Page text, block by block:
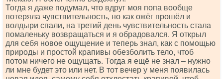
Тогда я даже подумал, что вдруг моя попа вообще
потеряла чувствительность, но как ожёг прошёл и
волдыри спали, на третий день чувствительность стала
помаленьку возвращаться и я обрадовался. Я открыл
для себя новое ощущение и теперь знал, как с помощью
природы и простой крапивы обезболить тело, чтоб
потом ничего не ощущать. Тогда я ещё не знал – нужно
ли мне будет это или нет. В тот вечер у меня появилась